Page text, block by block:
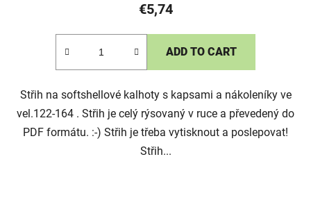
€5,74
ADD TO CART
Střih na softshellové kalhoty s kapsami a nákoleníky ve
vel.122-164 . Střih je celý rýsovaný v ruce a převedený do
PDF formátu. :-) Střih je třeba vytisknout a poslepovat!
Střih...